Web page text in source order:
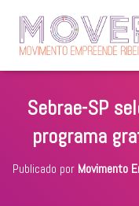
Sebrae-SP
programa
Publicado por Movimento